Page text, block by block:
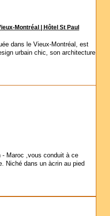
Montréal | Hôtel St Paul
dans le Vieux-Montréal, est
urbain chic, son architecture
Maroc ,vous conduit à ce
Niché dans un àcrin au pied